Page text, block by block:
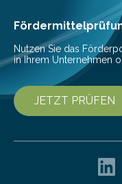
Yvonne Mast am
Sammlung von
Nutzen Sie das
in Ihrem Unternehmen
JETZT PRÜFEN